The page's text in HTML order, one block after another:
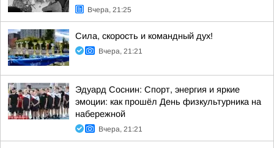
Вчера, 21:25
Сила, скорость и командный дух!
Вчера, 21:21
Эдуард Соснин: Спорт, энергия и яркие
эмоции: как прошёл День физкультурника на
набережной
Вчера, 21:21